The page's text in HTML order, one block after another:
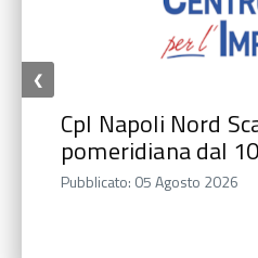
CpI Napoli Nord
pomeridiana dal
Pubblicato: 05 Agosto 2026
❮